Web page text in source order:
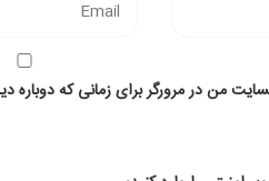
من در مرورگر برای زمانی که